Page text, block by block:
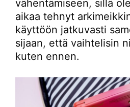
vähentämiseen, sillä
aikaa tehnyt
käyttöön jatkuvasti
sijaan, että vaihtelisin
kuten ennen.